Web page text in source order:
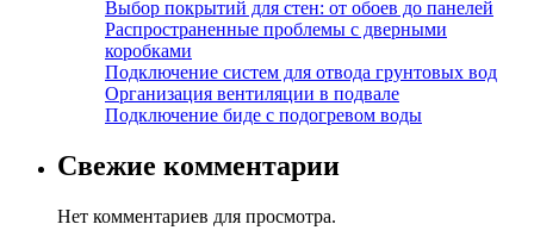
Выбор покрытий для стен: от обоев до панелей
Распространенные проблемы с дверными
коробками
Подключение систем для отвода грунтовых вод
Организация вентиляции в подвале
Подключение биде с подогревом воды
Свежие комментарии
Нет комментариев для просмотра.